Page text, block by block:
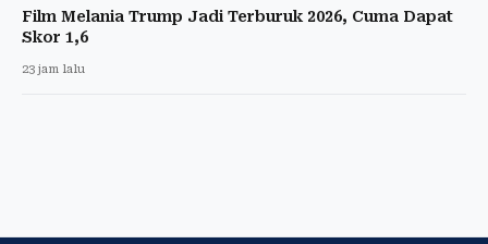
Film Melania Trump Jadi Terburuk 2026, Cuma Dapat
Skor 1,6
23 jam lalu